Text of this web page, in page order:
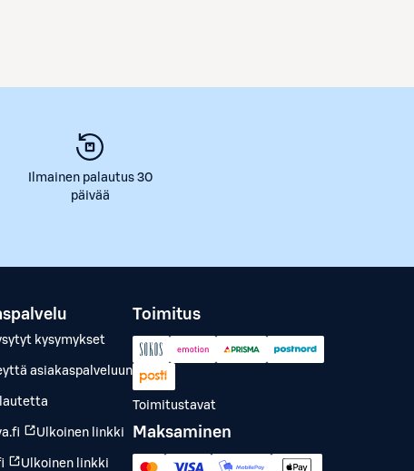
Ilmainen palautus 30
päivää
kysymykset
asiakaspalveluun
Ulkoinen linkki
Ulkoinen linkki
Toimitus
Toimitustavat
Maksaminen